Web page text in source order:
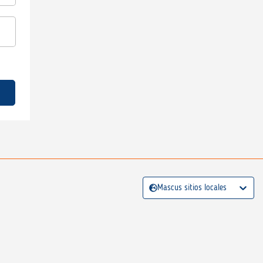
Mascus sitios locales